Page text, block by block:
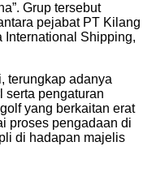
Grup tersebut
pejabat PT Kilang
International Shipping,
terungkap adanya
serta pengaturan
yang berkaitan erat
proses pengadaan di
di hadapan majelis